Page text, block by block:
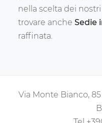
nella scelta dei
trovare anche Sedie
raffinata.
Via Monte Bianco,